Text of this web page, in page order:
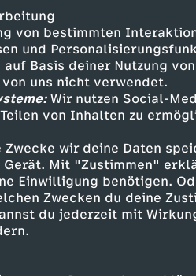
von bestimmten
und
Basis deiner Nutzung
uns nicht verwendet.
Wir nutzen Social-
von Inhalten zu
wir deine Daten
Mit "Zustimmen"
Einwilligung benötigen.
Zwecken du deine
du jederzeit mit
informativ phoenix